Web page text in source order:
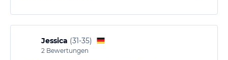
Jessica (31-35)
2 Bewertungen